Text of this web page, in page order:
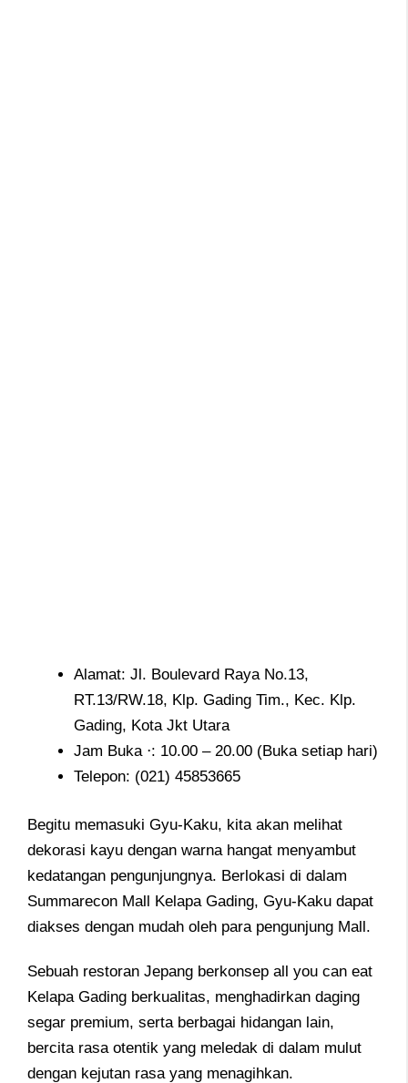
Alamat: Jl. Boulevard Raya No.13,
RT.13/RW.18, Klp. Gading Tim., Kec. Klp.
Gading, Kota Jkt Utara
Jam Buka ⋅: 10.00 – 20.00 (Buka setiap hari)
Telepon: (021) 45853665
Begitu memasuki Gyu-Kaku, kita akan melihat
dekorasi kayu dengan warna hangat menyambut
kedatangan pengunjungnya. Berlokasi di dalam
Summarecon Mall Kelapa Gading, Gyu-Kaku dapat
diakses dengan mudah oleh para pengunjung Mall.
Sebuah restoran Jepang berkonsep all you can eat
Kelapa Gading berkualitas, menghadirkan daging
segar premium, serta berbagai hidangan lain,
bercita rasa otentik yang meledak di dalam mulut
dengan kejutan rasa yang menagihkan.